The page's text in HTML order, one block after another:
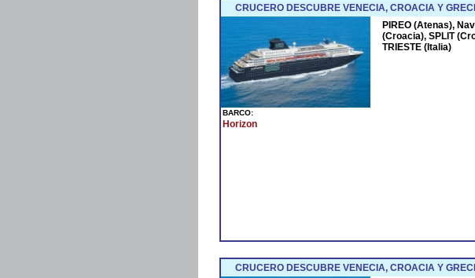
CRUCERO DESCUBRE VENECIA, CROACIA Y
BARCO:
Horizon
PIREO (Atenas),
(Croacia), SPLIT
TRIESTE (Italia)
CRUCERO DESCUBRE VENECIA, CROACIA Y